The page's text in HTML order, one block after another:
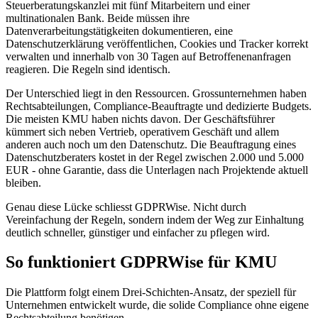
Steuerberatungskanzlei mit fünf Mitarbeitern und einer
multinationalen Bank. Beide müssen ihre
Datenverarbeitungstätigkeiten dokumentieren, eine
Datenschutzerklärung veröffentlichen, Cookies und Tracker korrekt
verwalten und innerhalb von 30 Tagen auf Betroffenenanfragen
reagieren. Die Regeln sind identisch.
Der Unterschied liegt in den Ressourcen. Grossunternehmen haben
Rechtsabteilungen, Compliance-Beauftragte und dedizierte Budgets.
Die meisten KMU haben nichts davon. Der Geschäftsführer
kümmert sich neben Vertrieb, operativem Geschäft und allem
anderen auch noch um den Datenschutz. Die Beauftragung eines
Datenschutzberaters kostet in der Regel zwischen 2.000 und 5.000
EUR - ohne Garantie, dass die Unterlagen nach Projektende aktuell
bleiben.
Genau diese Lücke schliesst GDPRWise. Nicht durch
Vereinfachung der Regeln, sondern indem der Weg zur Einhaltung
deutlich schneller, günstiger und einfacher zu pflegen wird.
So funktioniert GDPRWise für KMU
Die Plattform folgt einem Drei-Schichten-Ansatz, der speziell für
Unternehmen entwickelt wurde, die solide Compliance ohne eigene